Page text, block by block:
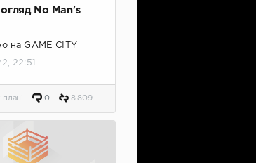
No Man's
на GAME CITY
22:51
0 8 809